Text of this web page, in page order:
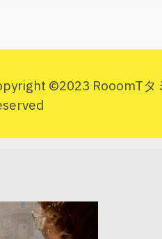
©2023 RooomTタ